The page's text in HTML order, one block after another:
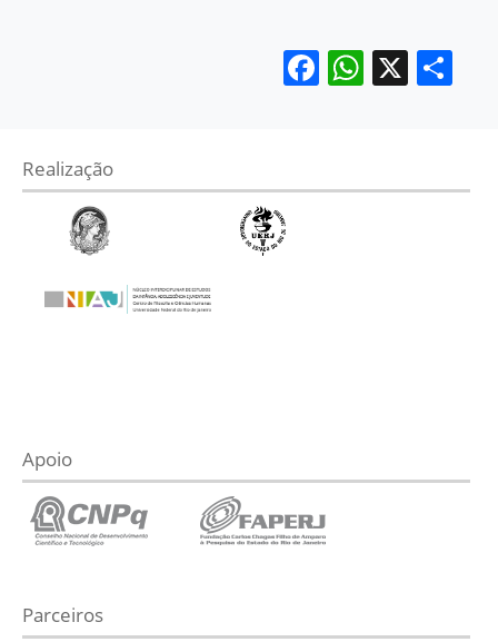
Facebook
X
Realização
Apoio
Parceiros